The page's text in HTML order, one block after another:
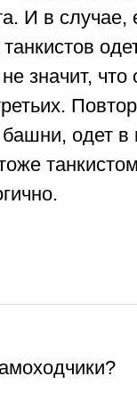
И в случае,
значит,
одет в